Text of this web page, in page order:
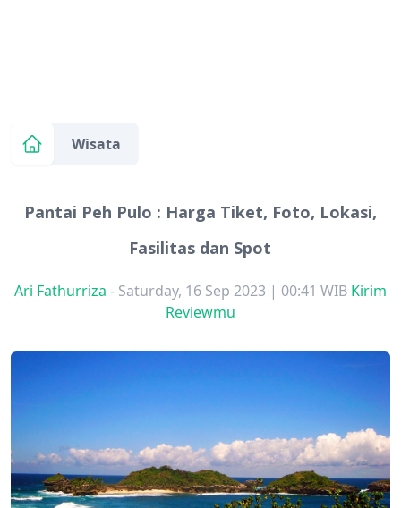
Wisata
Pantai Peh Pulo : Harga Tiket, Foto, Lokasi,
Fasilitas dan Spot
Ari Fathurriza - Saturday, 16 Sep 2023 | 00:41 WIB Kirim
Reviewmu